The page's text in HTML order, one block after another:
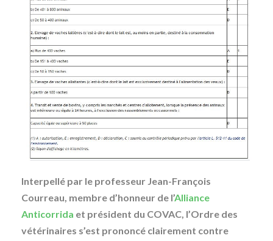
Interpellé par le professeur Jean-François
Courreau, membre d’honneur de l’Alliance
Anticorrida et président du COVAC, l’Ordre des
vétérinaires s’est prononcé clairement contre